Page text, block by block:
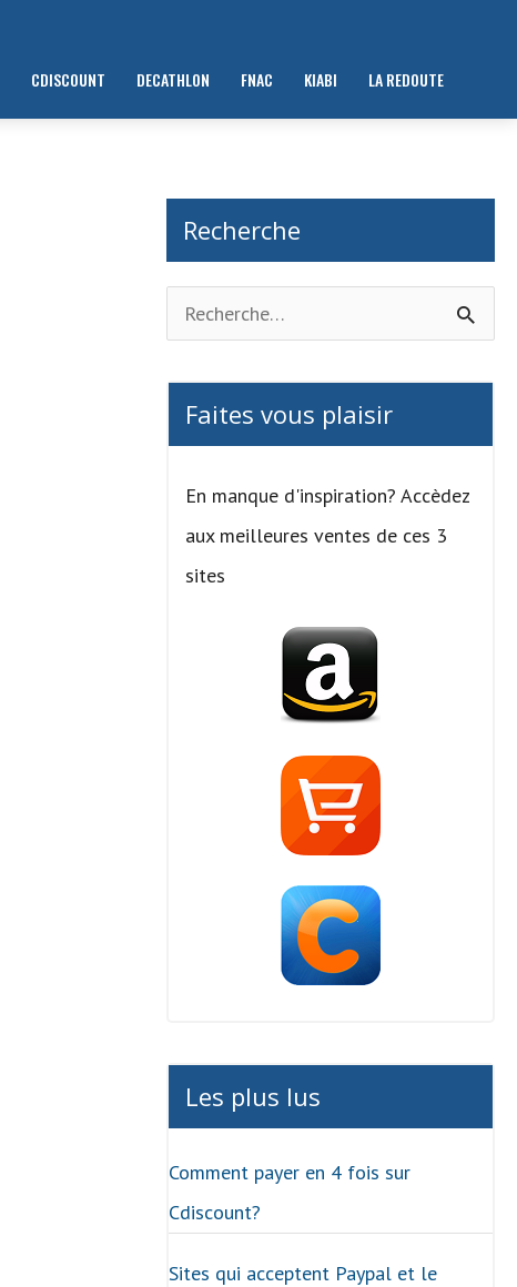
CDISCOUNT DECATHLON FNAC KIABI LA REDOUTE
Recherche
e
c
Faites vous plaisir
En manque d'inspiration? Accèdez
aux meilleures ventes de ces 3
sites
Les plus lus
Comment payer en 4 fois sur
Cdiscount?
Sites qui acceptent Paypal et le